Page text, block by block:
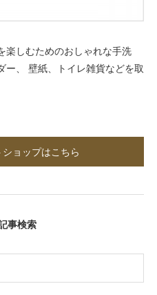
楽しむためのおしゃれな手洗
ー、 壁紙、トイレ雑貨などを取
ョップはこちら
事検索